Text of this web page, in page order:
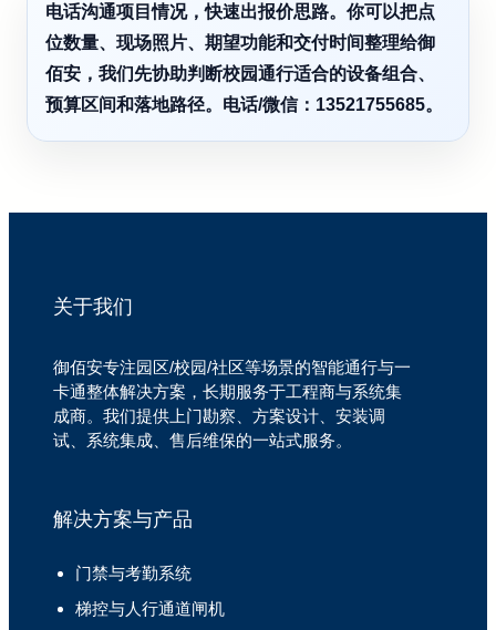
电话沟通项目情况，快速出报价思路。你可以把点
位数量、现场照片、期望功能和交付时间整理给御
佰安，我们先协助判断校园通行适合的设备组合、
预算区间和落地路径。电话/微信：13521755685。
关于我们
御佰安专注园区/校园/社区等场景的智能通行与一
卡通整体解决方案，长期服务于工程商与系统集
成商。我们提供上门勘察、方案设计、安装调
试、系统集成、售后维保的一站式服务。
解决方案与产品
门禁与考勤系统
梯控与人行通道闸机